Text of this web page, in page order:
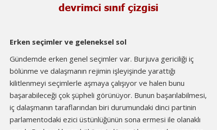
devrimci sınıf çizgisi
Erken seçimler ve geleneksel sol
Gündemde erken genel seçimler var. Burjuva gericiliği iç
bölünme ve dalaşmanın rejimin işleyişinde yarattığı
kilitlenmeyi seçimlerle aşmaya çalışıyor ve halen bunu
başarabileceği çok şüpheli görünüyor. Bunun başarılabilmesi,
iç dalaşmanın taraflarından biri durumundaki dinci partinin
parlamentodaki ezici üstünlüğünün sona ermesi ile olanaklı